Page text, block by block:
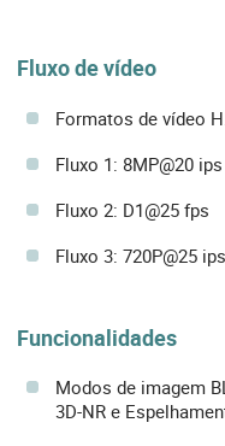
Fluxo de vídeo
Formatos de vídeo
Fluxo 1: 8MP@20 ips
Fluxo 2: D1@25 fps
Fluxo 3: 720P@25 ips
Funcionalidades
Modos de imagem
3D-NR e